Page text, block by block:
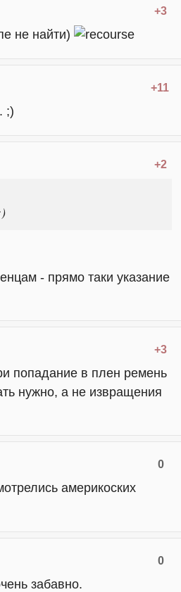
+3
не найти)
+11
;)
+2
- прямо таки указание
+3
попадание в плен ремень
нужно, а не извращения
0
америкоских
0
забавно.